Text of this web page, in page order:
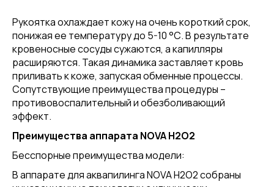
Рукоятка охлаждает кожу на очень короткий срок,
понижая ее температуру до 5-10 °С. В результате
кровеносные сосуды сужаются, а капилляры
расширяются. Такая динамика заставляет кровь
приливать к коже, запуская обменные процессы.
Сопутствующие преимущества процедуры –
противовоспалительный и обезболивающий
эффект.
Преимущества аппарата NOVA H2O2
Бесспорные преимущества модели:
В аппарате для аквапилинга NOVA H2O2 собраны